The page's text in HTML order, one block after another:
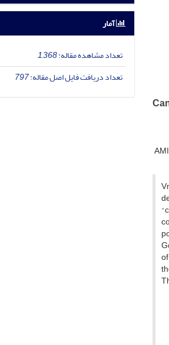
"
of
آمار
تعداد مشاهده مقاله:1,368
تعداد دریافت فایل اصل مقاله:797